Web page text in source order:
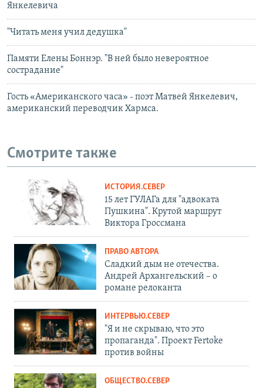
Янкелевича
"Читать меня учил дедушка"
Памяти Елены Боннэр. "В ней было невероятное
сострадание"
Гость «Американского часа» - поэт Матвей Янкелевич,
американский переводчик Хармса.
Смотрите также
ИСТОРИЯ.СЕВЕР
15 лет ГУЛАГа для "адвоката
Пушкина". Крутой маршрут
Виктора Гроссмана
ПРАВО АВТОРА
Сладкий дым не отечества.
Андрей Архангельский – о
романе релоканта
ИНТЕРВЬЮ.СЕВЕР
"Я и не скрываю, что это
пропаганда". Проект Fertoke
против войны
ОБЩЕСТВО.СЕВЕР